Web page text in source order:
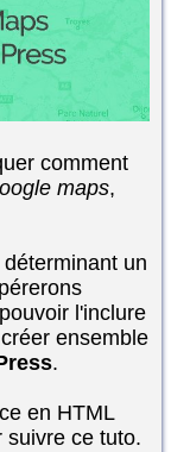
comment
maps,
un
l'inclure
ensemble
.
en HTML
suivre ce tuto.